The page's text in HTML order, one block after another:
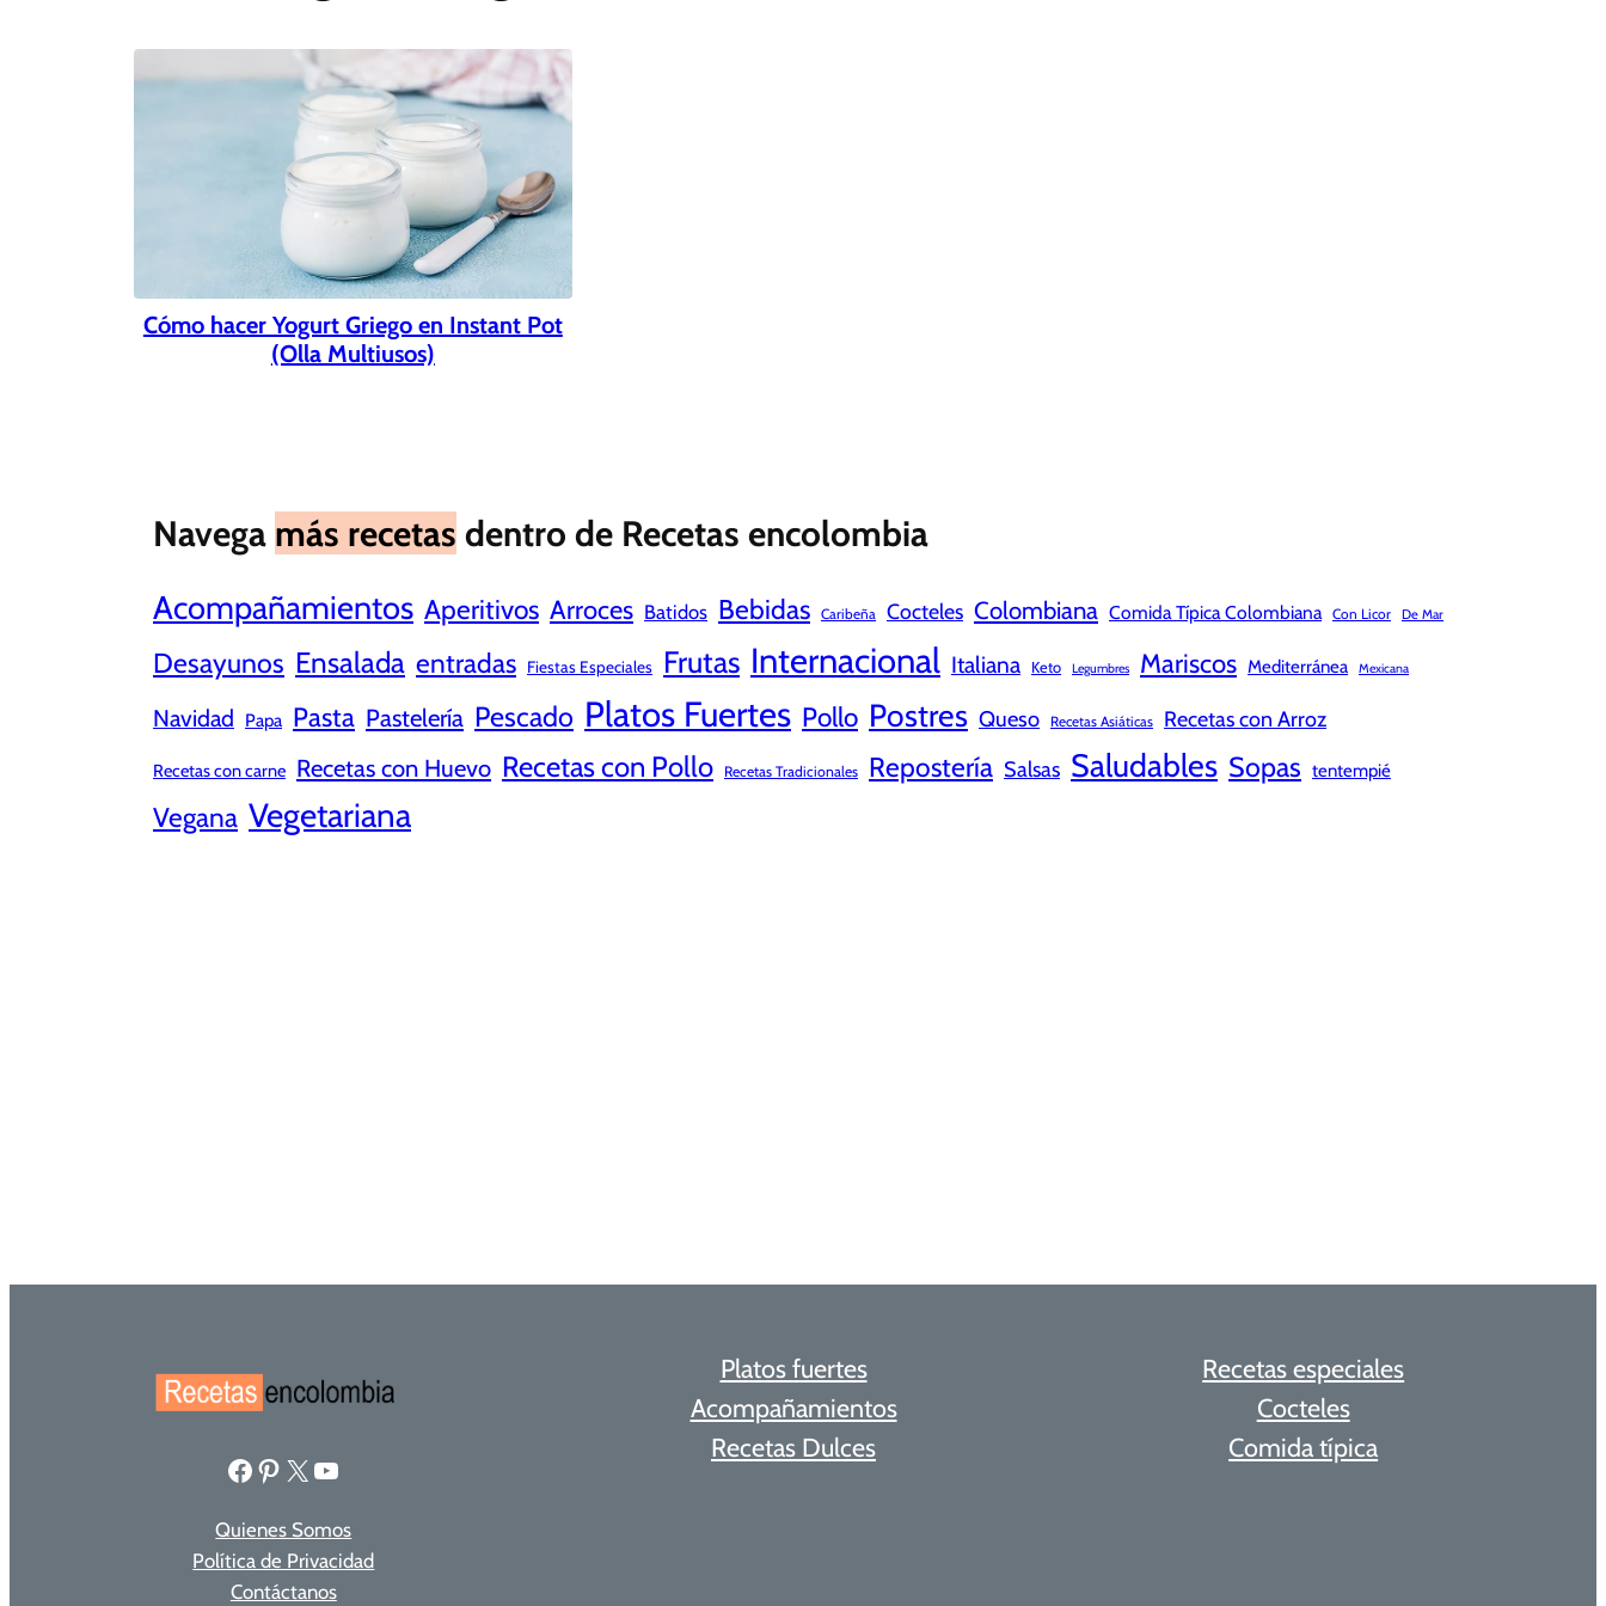
Cómo hacer Yogurt Griego en Instant Pot
(Olla Multiusos)
Navega más recetas dentro de Recetas encolombia
Acompañamientos Aperitivos Arroces Batidos Bebidas Caribeña Cocteles Colombiana Comida Típica Colombiana Con Licor De Mar
Desayunos Ensalada entradas Fiestas Especiales Frutas Internacional Italiana Keto Legumbres Mariscos Mediterránea Mexicana
Navidad Papa Pasta Pastelería Pescado Platos Fuertes Pollo Postres Queso Recetas Asiáticas Recetas con Arroz
Recetas con carne Recetas con Huevo Recetas con Pollo Recetas Tradicionales Repostería Salsas Saludables Sopas tentempié
Vegana Vegetariana
Facebook Pinterest X YouTube
Quienes Somos
Política de Privacidad
Contáctanos
Platos fuertes
Acompañamientos
Recetas Dulces
Recetas especiales
Cocteles
Comida típica